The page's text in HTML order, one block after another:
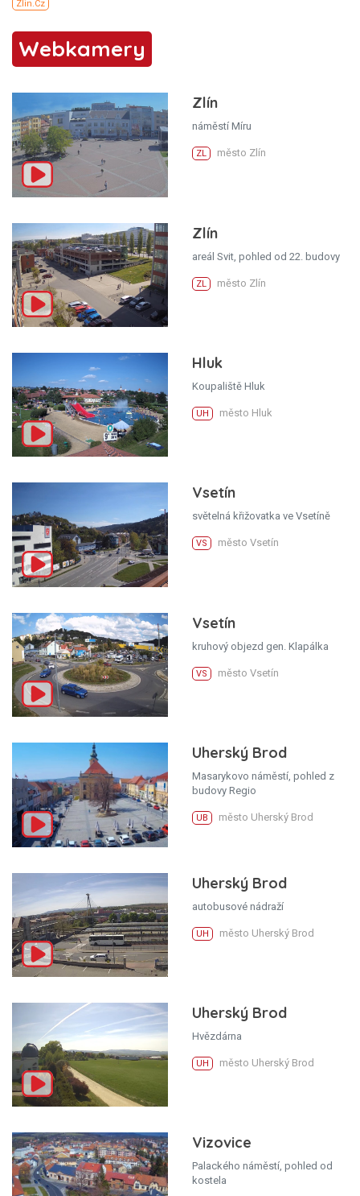
Webkamery
Zlín
náměstí Míru
ZL město Zlín
Zlín
areál Svit, pohled od 22. budovy
ZL město Zlín
Hluk
Koupaliště Hluk
UH město Hluk
Vsetín
světelná křižovatka ve Vsetíně
VS město Vsetín
Vsetín
kruhový objezd gen. Klapálka
VS město Vsetín
Uherský Brod
Masarykovo náměstí, pohled z
budovy Regio
UB město Uherský Brod
Uherský Brod
autobusové nádraží
UH město Uherský Brod
Uherský Brod
Hvězdárna
UH město Uherský Brod
Vizovice
Palackého náměstí, pohled od
kostela